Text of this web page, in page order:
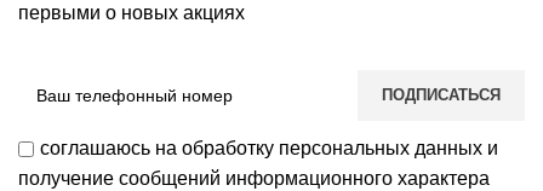
первыми о новых акциях
соглашаюсь на обработку персональных данных и
получение сообщений информационного характера